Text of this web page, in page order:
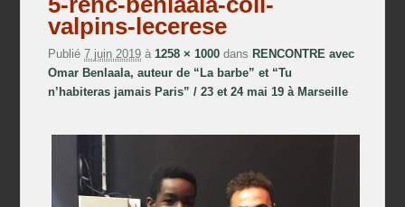
valpins-lecerese
Publié7 juin 2019 à 1258 × 1000 dansRENCONTRE avec
Omar Benlaala, auteur de “La barbe” et “Tu
n’habiteras jamais Paris” / 23 et 24 mai 19 à Marseille